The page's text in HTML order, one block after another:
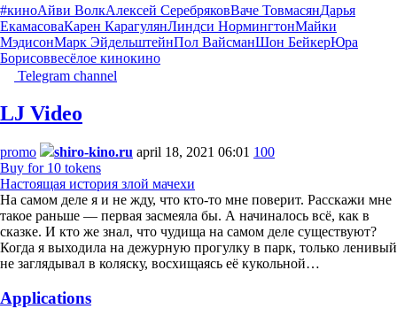
#киноАйви ВолкАлексей СеребряковВаче ТовмасянДарья
ЕкамасоваКарен КарагулянЛиндси НормингтонМайки
МэдисонМарк ЭйдельштейнПол ВайсманШон БейкерЮра
Борисоввесёлое кинокино
Telegram channel
LJ Video
promo shiro-kino.ru april 18, 2021 06:01 100
Buy for 10 tokens
Настоящая история злой мачехи
На самом деле я и не жду, что кто-то мне поверит. Расскажи мне
такое раньше — первая засмеяла бы. А начиналось всё, как в
сказке. И кто же знал, что чудища на самом деле существуют?
Когда я выходила на дежурную прогулку в парк, только ленивый
не заглядывал в коляску, восхищаясь её кукольной…
Applications